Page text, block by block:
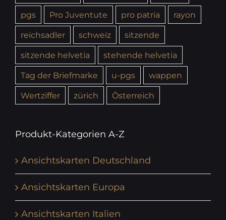
pgs
Pro Juventute pro patria
rayon
reichsadler
schweiz
sitzende
sitzende helvetia
stehende helvetia
Tag der Briefmarke
u-pgs
wappen
Wertziffer
zürich Österreich
Produkt-Kategorien A-Z
Ansichtskarten Deutschland
Ansichtskarten Europa
Ansichtskarten Italien